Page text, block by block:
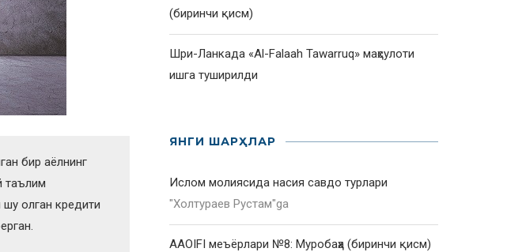
бир аёлнинг
таълим
шу олган кредити
(биринчи қисм)
Шри-Ланкада «Al-Falaah Tawarruq» маҳсулоти
ишга туширилди
ЯНГИ ШАРҲЛАР
Ислом молиясида насия савдо турлари
"Холтураев Рустам"ga
AAOIFI меъёрлари №8: Муробаҳа (биринчи қисм)